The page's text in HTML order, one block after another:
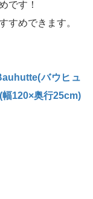
です！
すめできます。
バウヒュ
幅120×奥行25cm)